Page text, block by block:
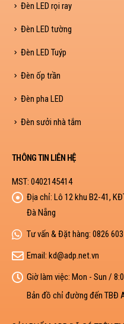
Đèn LED rọi ray
Đèn LED tường
Đèn LED Tuýp
Đèn ốp trần
Đèn pha LED
Đèn sưởi nhà tắm
THÔNG TIN LIÊN HỆ
MST: 0402145414
Địa chỉ: Lô 12 khu B2-41,
Đà Nẵng
Tư vấn & Đặt hàng: 0826
Email: kd@adp.net.vn
Giờ làm việc: Mon - Sun /
Bản đồ chỉ đường đến TBĐ